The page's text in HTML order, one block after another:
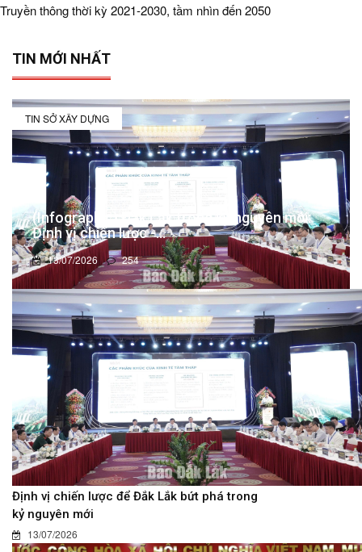
Truyền thông thời kỳ 2021-2030, tầm nhìn đến 2050
TIN MỚI NHẤT
TIN SỞ XÂY DỰNG
(Infographic) Đắk Lắk trong kỷ nguyên mới:
Định vị chiến lược -...
13/07/2026 254
Định vị chiến lược để Đắk Lắk bứt phá trong
kỷ nguyên mới
13/07/2026